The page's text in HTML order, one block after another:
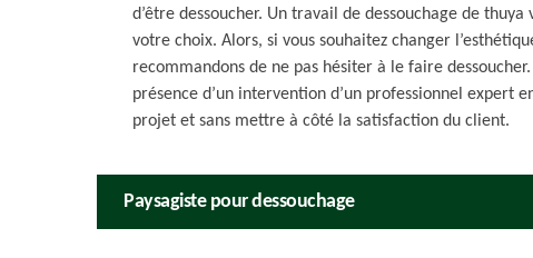
d’être dessoucher. Un travail de dessouchage de
votre choix. Alors, si vous souhaitez changer
recommandons de ne pas hésiter à le faire
présence d’un intervention d’un professionnel expert
projet et sans mettre à côté la satisfaction du client.
Paysagiste pour dessouchage